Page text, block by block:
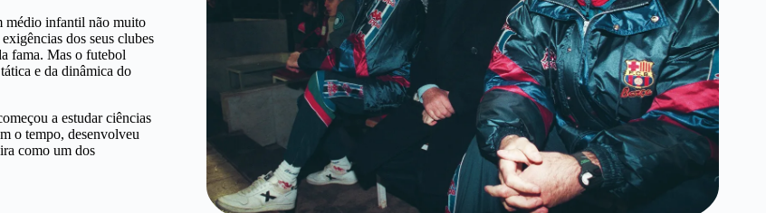
médio infantil não muito
dos seus clubes
fama. Mas o futebol
e da dinâmica do
a estudar ciências
o tempo, desenvolveu
como um dos